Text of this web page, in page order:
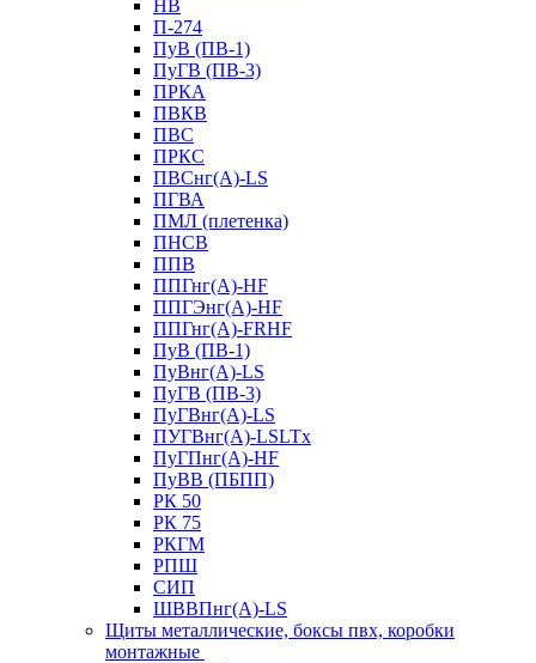
НВ
П-274
ПуВ (ПВ-1)
ПуГВ (ПВ-3)
ПРКА
ПВКВ
ПВС
ПРКС
ПВСнг(А)-LS
ПГВА
ПМЛ (плетенка)
ПНСВ
ППВ
ППГнг(А)-HF
ППГЭнг(А)-HF
ППГнг(А)-FRHF
ПуВ (ПВ-1)
ПуВнг(А)-LS
ПуГВ (ПВ-3)
ПуГВнг(А)-LS
ПУГВнг(А)-LSLTx
ПуГПнг(А)-HF
ПуВВ (ПБПП)
РК 50
РК 75
РКГМ
РПШ
СИП
ШВВПнг(А)-LS
Щиты металлические, боксы пвх, коробки
монтажные